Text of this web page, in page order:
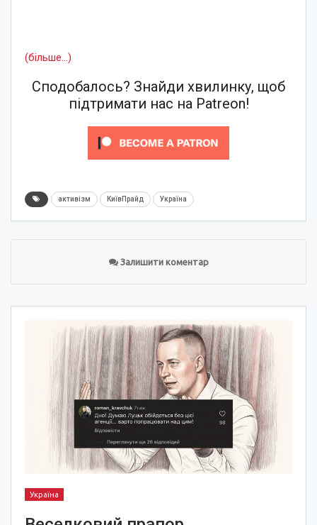
(більше…)
Сподобалось? Знайди хвилинку, щоб
підтримати нас на Patreon!
активізм КиївПрайд Україна
Залишити коментар
Україна